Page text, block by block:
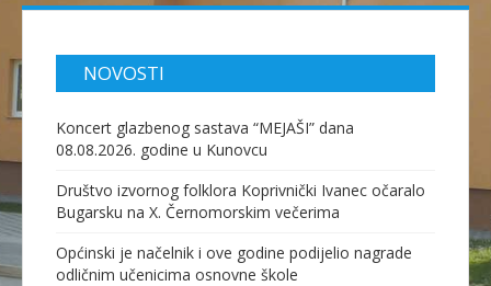
NOVOSTI
Koncert glazbenog sastava “MEJAŠI” dana
08.08.2026. godine u Kunovcu
Društvo izvornog folklora Koprivnički Ivanec očaralo
Bugarsku na X. Černomorskim večerima
Općinski je načelnik i ove godine podijelio nagrade
odličnim učenicima osnovne škole